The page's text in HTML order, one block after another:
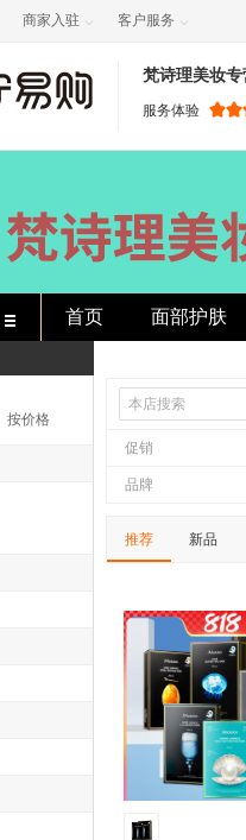
商家入驻  客户服务 
梵诗理美妆专
服务体验
首页 面部护肤
按价格
促销
品牌
推荐 新品